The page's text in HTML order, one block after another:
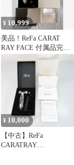
¥ 10,999
美品！ReFa CARAT
RAY FACE 付属品完備
RF-PC2019B
¥ 10,000
【中古】ReFa
CARATRAY